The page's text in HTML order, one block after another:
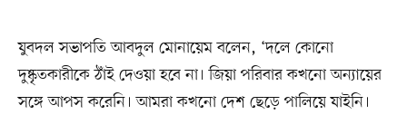
যুবদল সভাপতি আবদুল মোনায়েম বলেন, ‘দলে কোনো
দুষ্কৃতকারীকে ঠাঁই দেওয়া হবে না। জিয়া পরিবার কখনো অন্যায়ের
সঙ্গে আপস করেনি। আমরা কখনো দেশ ছেড়ে পালিয়ে যাইনি।